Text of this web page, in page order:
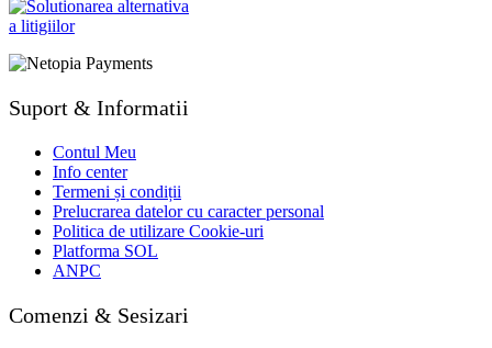
Suport & Informatii
Contul Meu
Info center
Termeni și condiții
Prelucrarea datelor cu caracter personal
Politica de utilizare Cookie-uri
Platforma SOL
ANPC
Comenzi & Sesizari